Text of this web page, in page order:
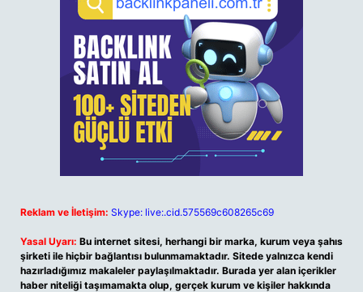
Reklam ve İletişim: Skype: live:.cid.575569c608265c69
Yasal Uyarı: Bu internet sitesi, herhangi bir marka, kurum veya şahıs
şirketi ile hiçbir bağlantısı bulunmamaktadır. Sitede yalnızca kendi
hazırladığımız makaleler paylaşılmaktadır. Burada yer alan içerikler
haber niteliği taşımamakta olup, gerçek kurum ve kişiler hakkında